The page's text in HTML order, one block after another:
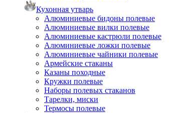
Кухонная утварь
Алюминиевые бидоны полевые
Алюминиевые вилки полевые
Алюминиевые кастрюли полевые
Алюминиевые ложки полевые
Алюминиевые чайники полевые
Армейские стаканы
Казаны походные
Кружки полевые
Наборы полевых стаканов
Тарелки, миски
Термосы полевые